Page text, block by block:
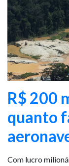
R$ 200
quanto
Com lucro